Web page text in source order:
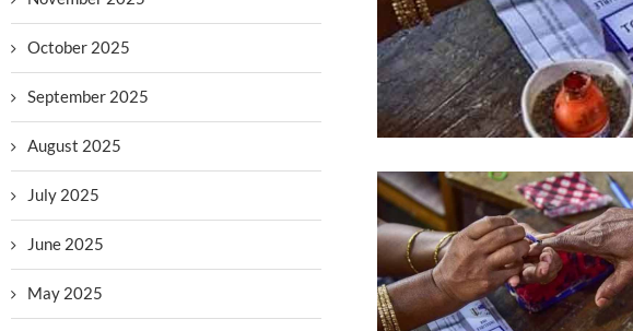
October 2025
September 2025
August 2025
July 2025
June 2025
May 2025